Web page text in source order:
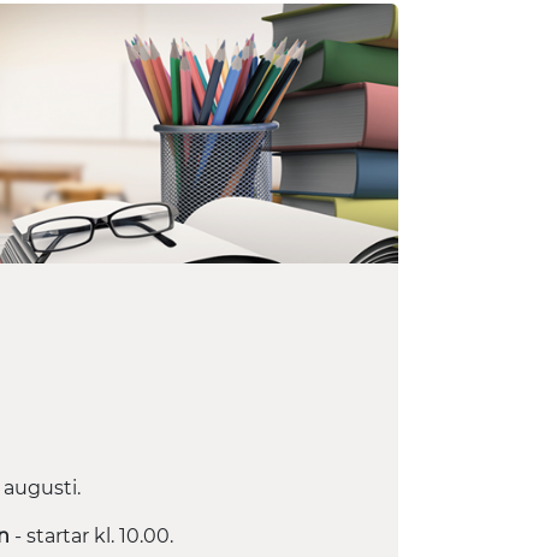
- startar kl. 10.00.